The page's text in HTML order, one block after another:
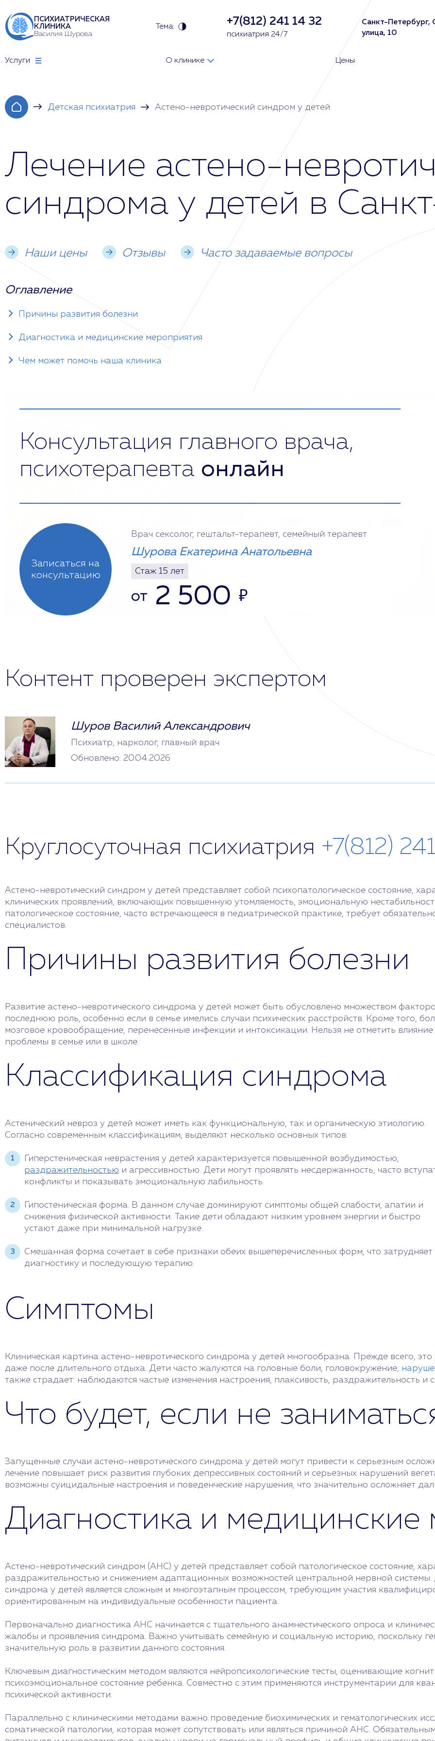
ПСИХИАТРИЧЕСКАЯ
КЛИНИКА
Василия Шурова
Тема: +7(812) 241 14 32
психиатрия 24/7
Санкт-Петербург,
улица, 10
Услуги О клинике Цены
Детская психиатрия Астено-невротический синдром у детей
Лечение астено-
синдрома у детей в
Наши цены Отзывы Часто задаваемые вопросы
Оглавление
Причины развития болезни
Диагностика и медицинские мероприятия
Чем может помочь наша клиника
Консультация главного врача,
психотерапевта онлайн
Записаться на
консультацию
Врач сексолог, гештальт-терапевт, семейный терапевт
Шурова Екатерина Анатольевна
Стаж 15 лет
от 2 500 ₽
Контент проверен экспертом
Шуров Василий Александрович
Психиатр, нарколог, главный врач
Обновлено: 20.04.2026
Круглосуточная психиатрия +7(812)
Астено-невротический синдром у детей представляет собой психопатологическое состояние,
клинических проявлений, включающих повышенную утомляемость, эмоциональную
патологическое состояние, часто встречающееся в педиатрической практике, требует
специалистов.
Причины развития болезни
Развитие астено-невротического синдрома у детей может быть обусловлено множеством
последнюю роль, особенно если в семье имелись случаи психических расстройств. Кроме того,
мозговое кровообращение, перенесенные инфекции и интоксикации. Нельзя не отметить влияние
проблемы в семье или в школе.
Классификация синдрома
Астенический невроз у детей может иметь как функциональную, так и органическую этиологию.
Согласно современным классификациям, выделяют несколько основных типов:
Гиперстеническая неврастения у детей характеризуется повышенной возбудимостью,
раздражительностью и агрессивностью. Дети могут проявлять несдержанность, часто
конфликты и показывать эмоциональную лабильность.
Гипостеническая форма. В данном случае доминируют симптомы общей слабости, апатии и
снижения физической активности. Такие дети обладают низким уровнем энергии и быстро
устают даже при минимальной нагрузке.
Смешанная форма сочетает в себе признаки обеих вышеперечисленных форм, что затрудняет
диагностику и последующую терапию.
Симптомы
Клиническая картина астено-невротического синдрома у детей многообразна. Прежде всего,
даже после длительного отдыха. Дети часто жалуются на головные боли, головокружение,
также страдает: наблюдаются частые изменения настроения, плаксивость, раздражительность и
Что будет, если не
Запущенные случаи астено-невротического синдрома у детей могут привести к серьезным
лечение повышает риск развития глубоких депрессивных состояний и серьезных нарушений
возможны суицидальные настроения и поведенческие нарушения, что значительно осложняет
Диагностика и медицинские
Астено-невротический синдром (АНС) у детей представляет собой патологическое состояние,
раздражительностью и снижением адаптационных возможностей центральной нервной системы.
синдрома у детей является сложным и многоэтапным процессом, требующим участия
ориентированным на индивидуальные особенности пациента.
Первоначально диагностика АНС начинается с тщательного анамнестического опроса и
жалобы и проявления синдрома. Важно учитывать семейную и социальную историю, поскольку
значительную роль в развитии данного состояния.
Ключевым диагностическим методом являются нейропсихологические тесты, оценивающие
психоэмоциональное состояние ребенка. Совместно с этим применяются инструментарии для
психической активности.
Параллельно с клиническими методами важно проведение биохимических и гематологических
соматической патологии, которая может сопутствовать или являться причиной АНС.